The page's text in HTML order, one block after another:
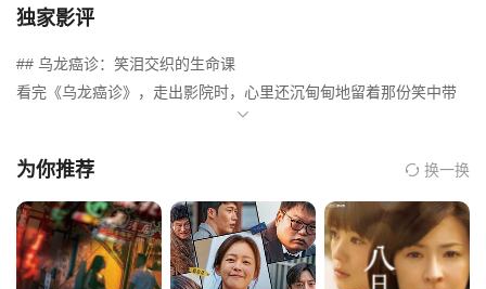
分水岭事件掀起意料之外的命运波澜。
独家影评
## 乌龙癌诊：笑泪交织的生命课
看完《乌龙癌诊》，走出影院时，心里还沉甸甸地留着那份笑中带
酸的余味。这部以“乌龙”为引的电影，没有刻意堆砌笑料，却在荒诞
笑皆非的误会里。
影片的叙事节奏拿捏得恰到好处，从一场体检报告的错拿开始，原
本安稳的生活瞬间被搅得天翻地覆。主角本是循规蹈矩的普通人，
突然被贴上“癌症患者”的标签，从最初的崩溃绝望，到后来的释然坦
为你推荐 换一换